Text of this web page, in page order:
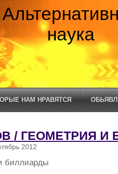
наука
НАМ НРАВЯТСЯ
/ ГЕОМЕТРИЯ И
2012
биллиарды